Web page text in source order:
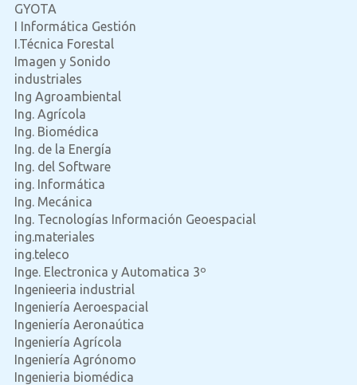
GYOTA
I Informática Gestión
I.Técnica Forestal
Imagen y Sonido
industriales
Ing Agroambiental
Ing. Agrícola
Ing. Biomédica
Ing. de la Energía
Ing. del Software
ing. Informática
Ing. Mecánica
Ing. Tecnologías Información Geoespacial
ing.materiales
ing.teleco
Inge. Electronica y Automatica 3º
Ingenieeria industrial
Ingeniería Aeroespacial
Ingeniería Aeronaútica
Ingeniería Agrícola
Ingeniería Agrónomo
Ingenieria biomédica